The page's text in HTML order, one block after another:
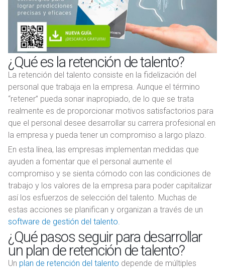
¿Qué es la retención de talento?
La retención del talento consiste en la fidelización del
personal que trabaja en la empresa. Aunque el término
“retener” pueda sonar inapropiado, de lo que se trata
realmente es de proporcionar motivos satisfactorios para
que el personal desee desarrollar su carrera profesional en
la empresa y pueda tener un compromiso a largo plazo.
En esta línea, las empresas implementan medidas que
ayuden a fomentar que el personal aumente el
compromiso y se sienta cómodo con las condiciones de
trabajo y los valores de la empresa para poder capitalizar
así los esfuerzos de selección del talento. Muchas de
estas acciones se planifican y organizan a través de un
software de gestión del talento.
¿Qué pasos seguir para desarrollar
un plan de retención de talento?
Un plan de retención del talento depende de múltiples